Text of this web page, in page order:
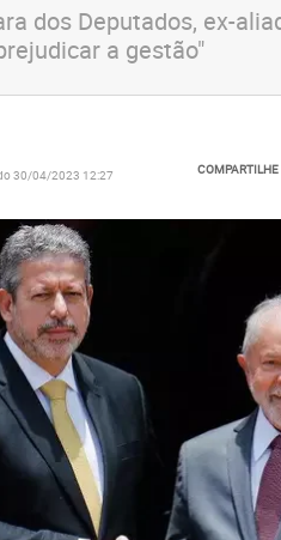
dos Deputados, ex-
a gestão"
30/04/2023 12:27 COMPARTILHE